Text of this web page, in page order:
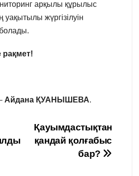
арқылы құрылыс
жүргізілуін
рақмет!
Айдана ҚУАНЫШЕВА.
Қауымдастықтан
қандай қолғабыс
бар?